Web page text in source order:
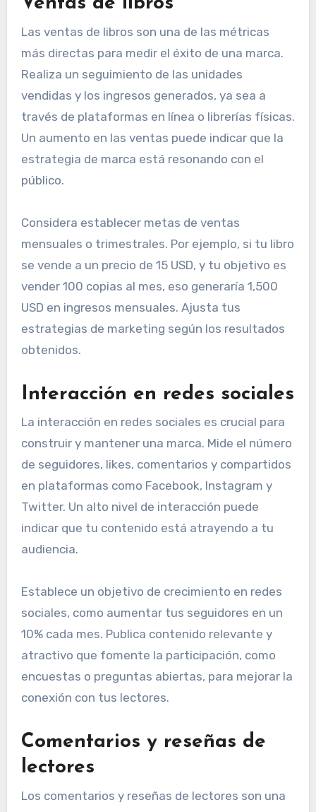
Las ventas de libros son una de las métricas
más directas para medir el éxito de una marca.
Realiza un seguimiento de las unidades
vendidas y los ingresos generados, ya sea a
través de plataformas en línea o librerías físicas.
Un aumento en las ventas puede indicar que la
estrategia de marca está resonando con el
público.
Considera establecer metas de ventas
mensuales o trimestrales. Por ejemplo, si tu libro
se vende a un precio de 15 USD, y tu objetivo es
vender 100 copias al mes, eso generaría 1,500
USD en ingresos mensuales. Ajusta tus
estrategias de marketing según los resultados
obtenidos.
Interacción en redes sociales
La interacción en redes sociales es crucial para
construir y mantener una marca. Mide el número
de seguidores, likes, comentarios y compartidos
en plataformas como Facebook, Instagram y
Twitter. Un alto nivel de interacción puede
indicar que tu contenido está atrayendo a tu
audiencia.
Establece un objetivo de crecimiento en redes
sociales, como aumentar tus seguidores en un
10% cada mes. Publica contenido relevante y
atractivo que fomente la participación, como
encuestas o preguntas abiertas, para mejorar la
conexión con tus lectores.
Comentarios y reseñas de
lectores
Los comentarios y reseñas de lectores son una